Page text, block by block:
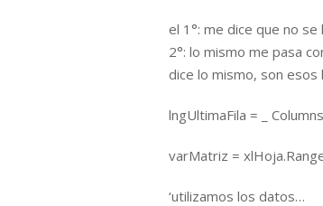
el 1°: me dice que no se
2°: lo mismo me pasa
dice lo mismo, son
lngUltimaFila = _
varMatriz =
‘utilizamos los datos…